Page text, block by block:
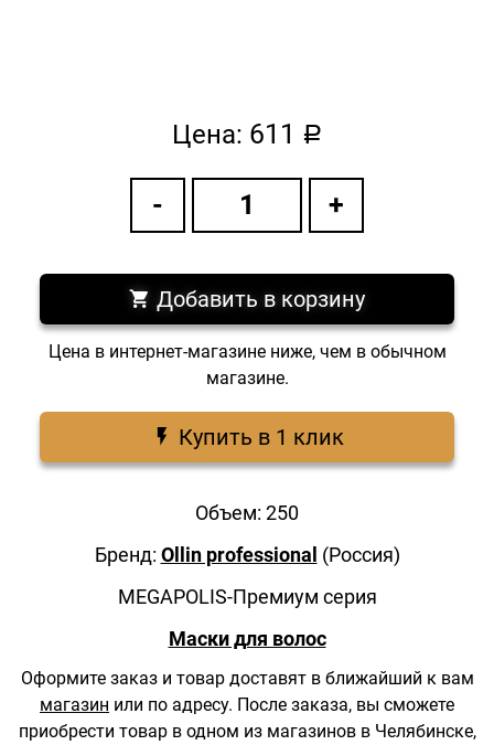
Цена: 611 a
Добавить в корзину
Цена в интернет-магазине ниже, чем в обычном
магазине.
Купить в 1 клик
Объем: 250
Бренд: Ollin professional (Россия)
MEGAPOLIS-Премиум серия
Маски для волос
Оформите заказ и товар доставят в ближайший к вам
магазин или по адресу. После заказа, вы сможете
приобрести товар в одном из магазинов в Челябинске,